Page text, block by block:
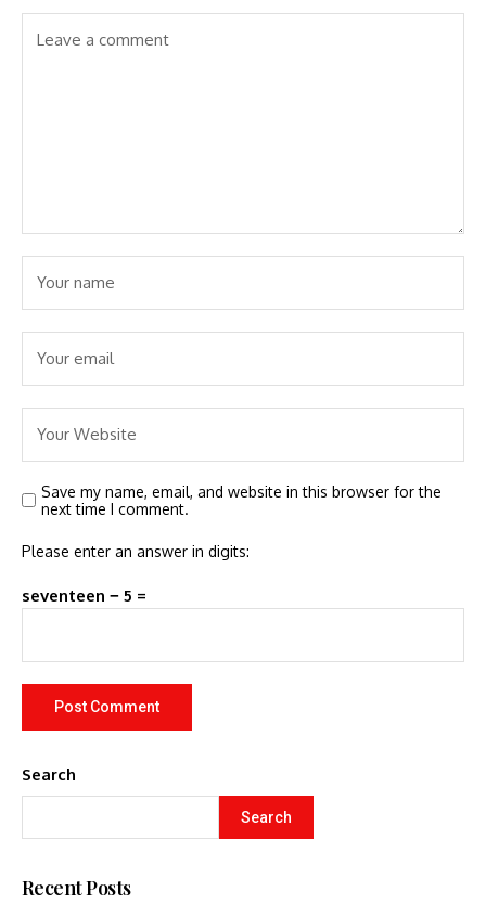
Save my name, email, and website in this browser for the
next time I comment.
Please enter an answer in digits:
seventeen − 5 =
Search
Search
Recent Posts